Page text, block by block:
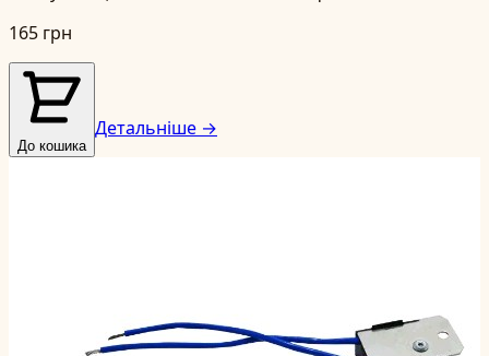
165 грн
До кошика
Детальніше →